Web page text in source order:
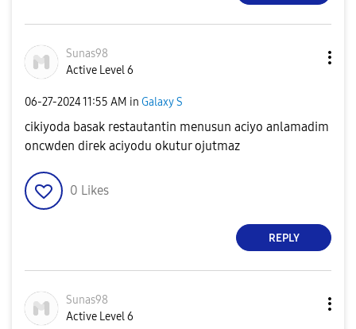
Sunas98
Active Level 6
‎06-27-202411:55 AM in Galaxy S
cikiyoda basak restautantin menusun aciyo anlamadim
oncwden direk aciyodu okutur ojutmaz
0 Likes
REPLY
Sunas98
Active Level 6